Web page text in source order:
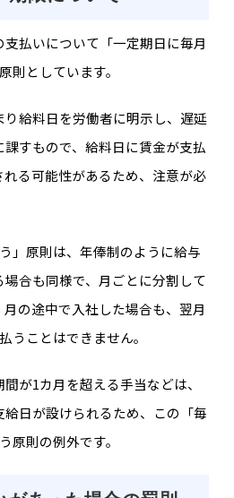
払いについて「一定期日に毎月
則としています。
給料日を労働者に明示し、遅延
すもので、給料日に賃金が支払
る可能性があるため、注意が必
」原則は、年俸制のように給与
合も同様で、月ごとに分割して
の途中で入社した場合も、翌月
うことはできません。
が1カ月を超える手当などは、
日が設けられるため、この「毎
原則の例外です。